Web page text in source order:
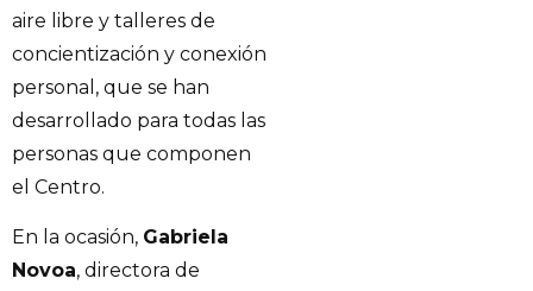
aire libre y talleres de
concientización y conexión
personal, que se han
desarrollado para todas las
personas que componen
el Centro.
En la ocasión, Gabriela
Novoa, directora de